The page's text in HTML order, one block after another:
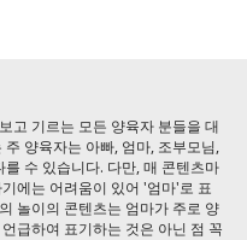
고 기르는 모든 양육자 분들을 대
양육자는 아빠, 엄마, 조부모님,
수 있습니다. 다만, 매 콘텐츠마
에는 어려움이 있어 '엄마'로 표
놀이의 콘텐츠는 엄마가 주로 양
급하여 표기하는 것은 아닌 점 꼭